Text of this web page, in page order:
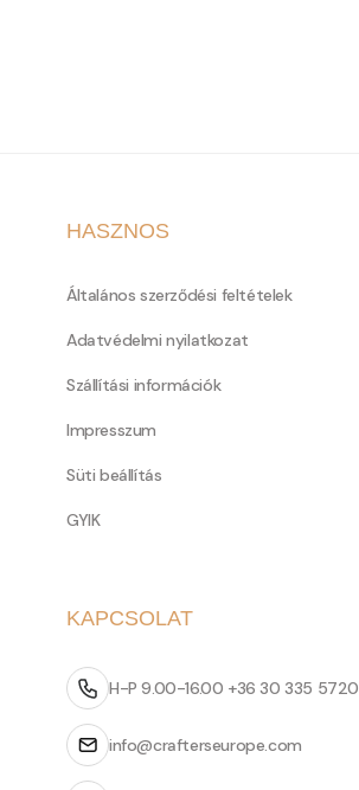
HASZNOS
Általános szerződési feltételek
Adatvédelmi nyilatkozat
Szállítási információk
Impresszum
Süti beállítás
GYIK
KAPCSOLAT
H-P 9.00-16.00 +36 30 335 5720
info@crafterseurope.com